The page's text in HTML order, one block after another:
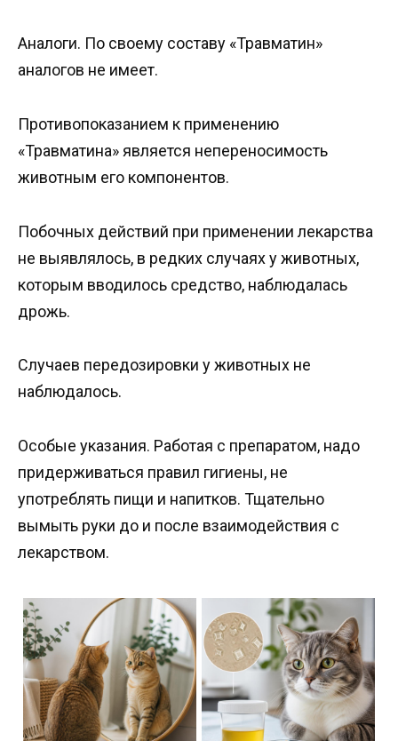
Аналоги. По своему составу «Травматин»
аналогов не имеет.
Противопоказанием к применению
«Травматина» является непереносимость
животным его компонентов.
Побочных действий при применении лекарства
не выявлялось, в редких случаях у животных,
которым вводилось средство, наблюдалась
дрожь.
Случаев передозировки у животных не
наблюдалось.
Особые указания. Работая с препаратом, надо
придерживаться правил гигиены, не
употреблять пищи и напитков. Тщательно
вымыть руки до и после взаимодействия с
лекарством.